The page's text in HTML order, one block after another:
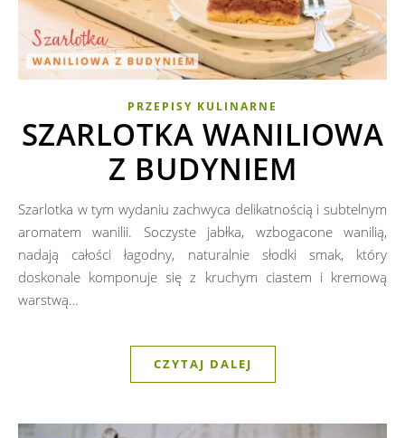
PRZEPISY KULINARNE
SZARLOTKA WANILIOWA
Z BUDYNIEM
Szarlotka w tym wydaniu zachwyca delikatnością i subtelnym
aromatem wanilii. Soczyste jabłka, wzbogacone wanilią,
nadają całości łagodny, naturalnie słodki smak, który
doskonale komponuje się z kruchym ciastem i kremową
warstwą…
CZYTAJ DALEJ